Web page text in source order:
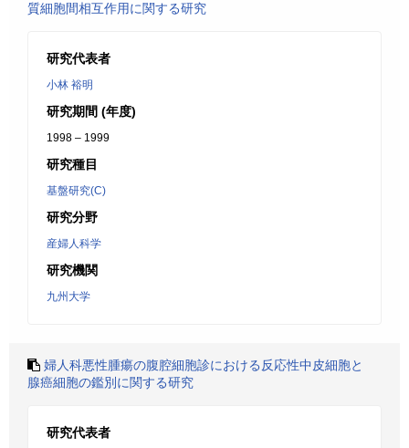
質細胞間相互作用に関する研究
研究代表者
小林 裕明
研究期間 (年度)
1998 – 1999
研究種目
基盤研究(C)
研究分野
産婦人科学
研究機関
九州大学
婦人科悪性腫瘍の腹腔細胞診における反応性中皮細胞と
腺癌細胞の鑑別に関する研究
研究代表者